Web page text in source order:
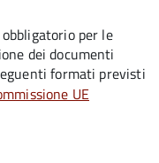
per le
dei documenti
formati previsti
UE